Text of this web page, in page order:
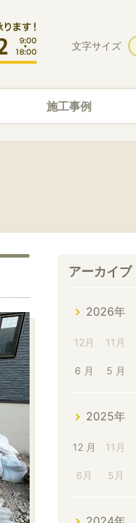
施工事例
文字サイズ
アーカイブ
2026年
12月 11月
6 月 5 月
2025年
12 月 11月
6月 5月